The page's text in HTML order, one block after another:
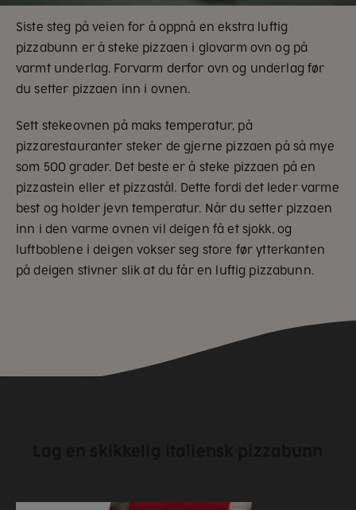
Siste steg på veien for å oppnå en ekstra luftig
pizzabunn er å steke pizzaen i glovarm ovn og på
varmt underlag. Forvarm derfor ovn og underlag før
du setter pizzaen inn i ovnen.
Sett stekeovnen på maks temperatur, på
pizzarestauranter steker de gjerne pizzaen på så mye
som 500 grader. Det beste er å steke pizzaen på en
pizzastein eller et pizzastål. Dette fordi det leder varme
best og holder jevn temperatur. Når du setter pizzaen
inn i den varme ovnen vil deigen få et sjokk, og
luftboblene i deigen vokser seg store før ytterkanten
på deigen stivner slik at du får en luftig pizzabunn.